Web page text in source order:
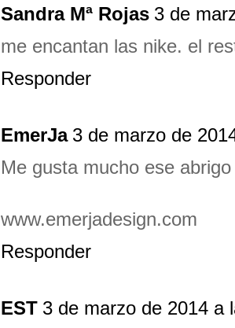
Sandra Mª Rojas 3 de
me encantan las nike. el
Responder
EmerJa 3 de marzo de
Me gusta mucho ese
www.emerjadesign.com
Responder
EST 3 de marzo de 2014 a